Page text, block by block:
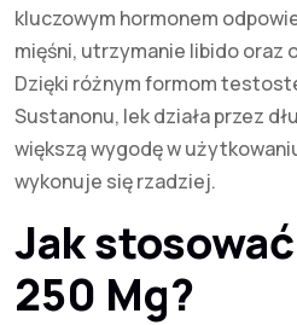
kluczowym hormonem
mięśni, utrzymanie libido oraz
Dzięki różnym formom
Sustanonu, lek działa przez
większą wygodę w
wykonuje się rzadziej.
Jak
250 Mg?